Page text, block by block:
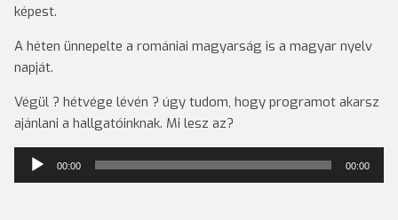
képest.
A héten ünnepelte a romániai magyarság is a magyar nyelv
napját.
Végül ? hétvége lévén ? úgy tudom, hogy programot akarsz
ajánlani a hallgatóinknak. Mi lesz az?
Audió
lejátszó
00:00 00:00